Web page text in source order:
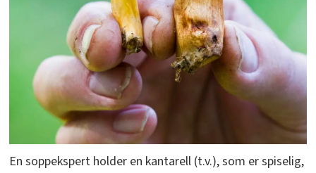
En soppekspert holder en kantarell (t.v.), som er spiselig,